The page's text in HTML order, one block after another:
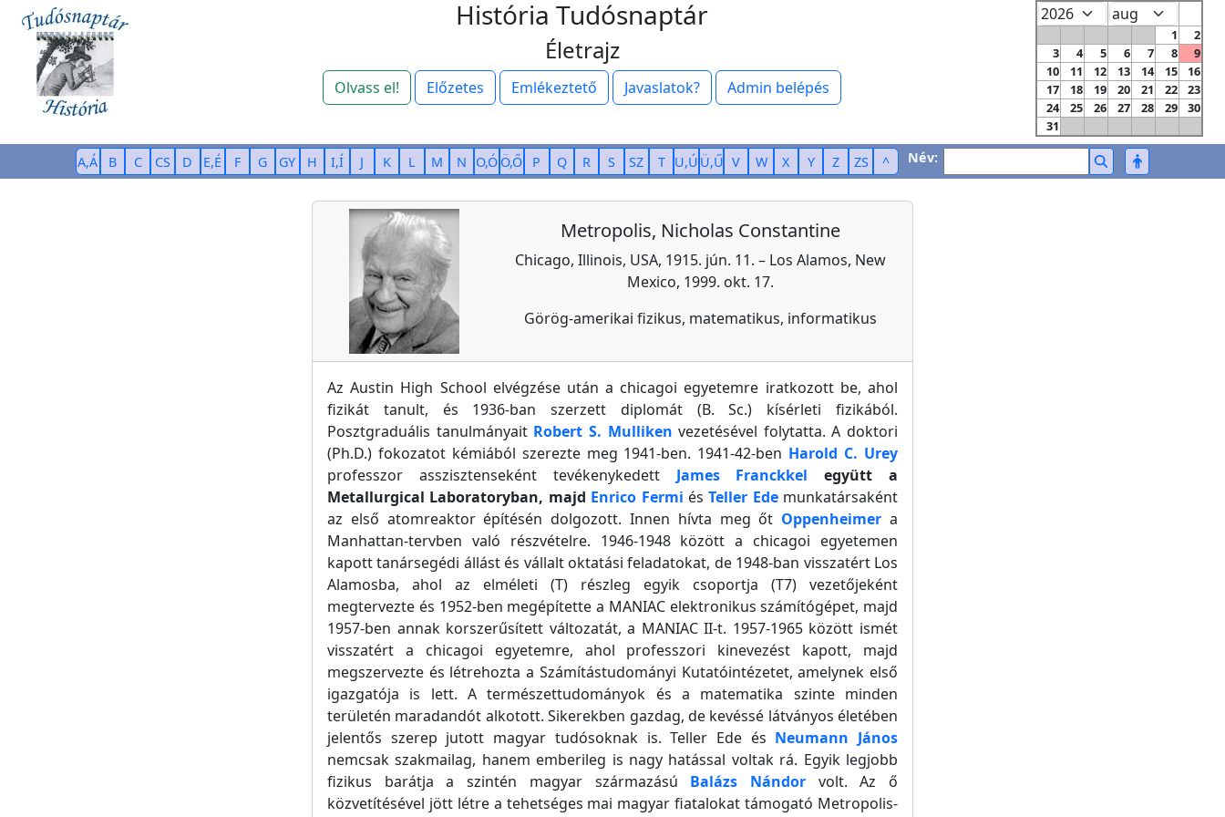
História Tudósnaptár
Életrajz
Olvass el! Előzetes Emlékeztető Javaslatok? Admin belépés
1
2
3
4 5 6 7 8
9
10
11 12 13 14 15
16
17
18 19 20 21 22
23
24
25 26 27 28 29
30
31
A,Á B C CS D E,É F G GY H I,Í J K L M N O,Ó Ö,Ő P Q R S SZ T U,Ú Ü,Ű V W X Y Z ZS ^ Név:
Metropolis, Nicholas Constantine
Chicago, Illinois, USA, 1915. jún. 11. – Los Alamos, New
Mexico, 1999. okt. 17.
Görög-amerikai fizikus, matematikus, informatikus
Az Austin High School elvégzése után a chicagoi egyetemre iratkozott be, ahol
fizikát tanult, és 1936-ban szerzett diplomát (B. Sc.) kísérleti fizikából.
Posztgraduális tanulmányait Robert S. Mulliken vezetésével folytatta. A doktori
(Ph.D.) fokozatot kémiából szerezte meg 1941-ben. 1941-42-ben Harold C. Urey
professzor asszisztenseként tevékenykedett James Franckkel együtt a
Metallurgical Laboratoryban, majd Enrico Fermi ésTeller Edemunkatársaként
az első atomreaktor építésén dolgozott. Innen hívta meg őt Oppenheimer a
Manhattan-tervben való részvételre. 1946-1948 között a chicagoi egyetemen
kapott tanársegédi állást és vállalt oktatási feladatokat, de 1948-ban visszatért Los
Alamosba, ahol az elméleti (T) részleg egyik csoportja (T7) vezetőjeként
megtervezte és 1952-ben megépítette a MANIAC elektronikus számítógépet, majd
1957-ben annak korszerűsített változatát, a MANIAC II-t. 1957-1965 között ismét
visszatért a chicagoi egyetemre, ahol professzori kinevezést kapott, majd
megszervezte és létrehozta a Számítástudományi Kutatóintézetet, amelynek első
igazgatója is lett. A természettudományok és a matematika szinte minden
területén maradandót alkotott. Sikerekben gazdag, de kevéssé látványos életében
jelentős szerep jutott magyar tudósoknak is. Teller Ede és Neumann János
nemcsak szakmailag, hanem emberileg is nagy hatással voltak rá. Egyik legjobb
fizikus barátja a szintén magyar származású Balázs Nándorvolt. Az ő
közvetítésével jött létre a tehetséges mai magyar fiatalokat támogató Metropolis-